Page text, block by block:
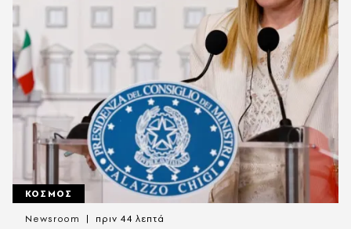
ΚΟΣΜΟΣ
Newsroom πριν 44 λεπτά